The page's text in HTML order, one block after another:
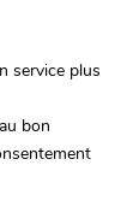
service plus
bon